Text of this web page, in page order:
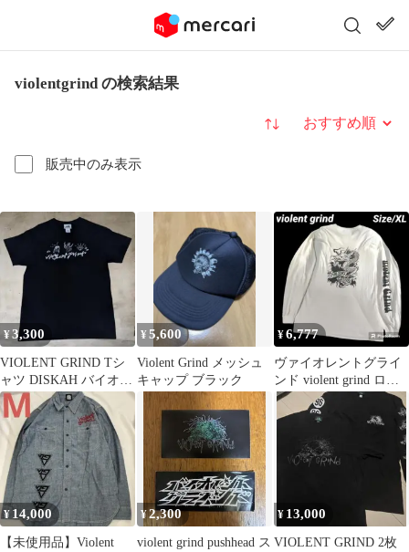
violentgrind の検索結果
販売中のみ表示
並び替え
¥3,300
VIOLENT GRIND Tシ
ャツ DISKAH バイオレ
ントグラインド
¥5,600
Violent Grind メッシュ
キャップ ブラック
¥6,777
ヴァイオレントグライ
ンド violent grind ロンT
長袖 Tシャツ 白
¥ 14,000
【未使用品】Violent
¥2,300
violent grind pushhead ス
¥ 13,000
VIOLENT GRIND 2枚